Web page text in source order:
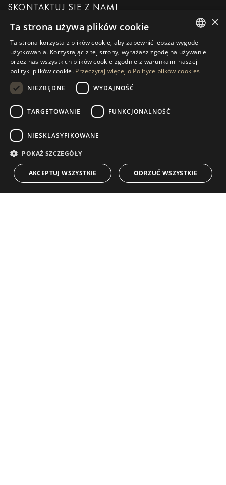
SKONTAKTUJ SIĘ Z NAMI
POPROŚ O WIĘCEJ INFORMACJI
WIADOMOŚĆ DO NAS
NAWIGACJA
Nieruchomości
Przewodniki
Zespół
Blog
KOLEKCJA
Frontline Beach
KONTAKT
ENGLISH
SPANISH
NORWEGIAN
×
Ta strona używa plików cookie
Ta strona korzysta z plików cookie, aby zapewnić lepszą wygodę
użytkowania. Korzystając z tej strony, wyrażasz zgodę na używanie
przez nas wszystkich plików cookie zgodnie z warunkami naszej
polityki plików cookie. Przeczytaj więcej o Polityce plików cookies
NIEZBĘDNE
WYDAJNOŚĆ
TARGETOWANIE FUNKCJONALNOŚĆ
NIESKLASYFIKOWANE
POKAŻ SZCZEGÓŁY
AKCEPTUJ WSZYSTKIE ODRZUĆ WSZYSTKIE